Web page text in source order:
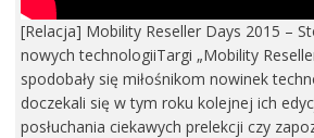
[Relacja] Mobility Reseller Days 2015 –
nowych technologiiTargi „Mobility
spodobały się miłośnikom nowinek
doczekali się w tym roku kolejnej ich
posłuchania ciekawych prelekcji czy